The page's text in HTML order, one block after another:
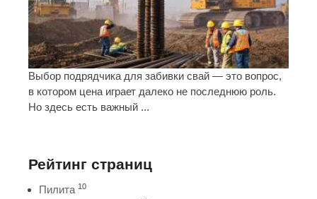
Выбор подрядчика для забивки свай — это вопрос,
в котором цена играет далеко не последнюю роль.
Но здесь есть важный ...
Рейтинг страниц
Пилита 10